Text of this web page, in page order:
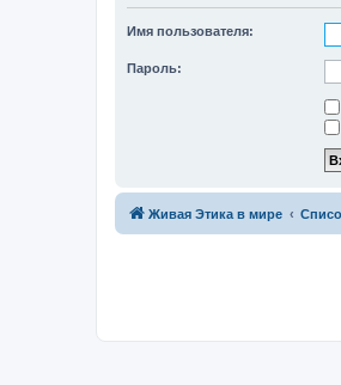
Имя пользователя:
Пароль:
Живая Этика в мире